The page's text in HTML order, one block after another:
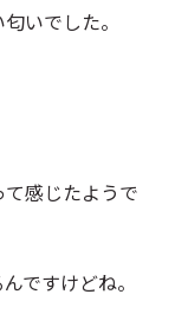
いでした。
感じたようで
ですけどね。